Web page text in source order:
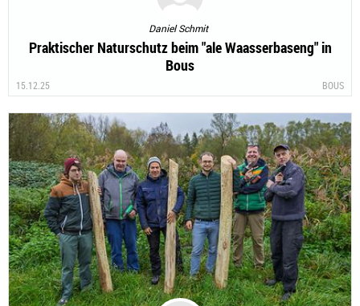
Daniel Schmit
Praktischer Naturschutz beim "ale Waasserbaseng" in
Bous
15.12.25 BOUS